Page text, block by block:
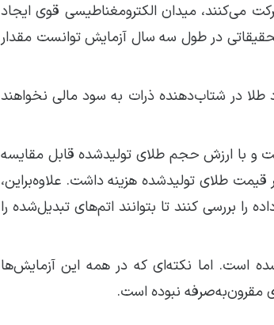
می‌کنند، میدان الکترومغناطیسی قوی ایجاد
در طول سه سال آزمایش توانست مقدار
طلا در شتاب‌دهنده ذرات به سود مالی نخواهند
و با ارزش حجم طلای تولیدشده قابل مقایسه
دهه ۱۹۸۰ حدود یک تریلیون برابر قیمت طلای تولیدشده هزینه داشت. علاوه‌براین،
بررسی کنند تا بتوانند اتم‌های تبدیل‌شده را
شده است. اما نکته‌ای که در همه این آزمایش‌ها
مقرون‌به‌صرفه نبوده است.